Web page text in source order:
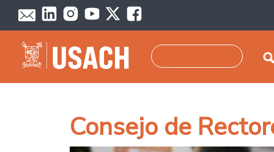
Pasar al contenido principal
Consejo de